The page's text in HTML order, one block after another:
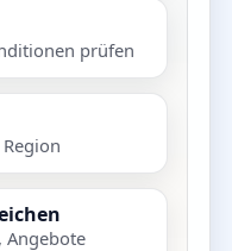
prüfen
Angebote